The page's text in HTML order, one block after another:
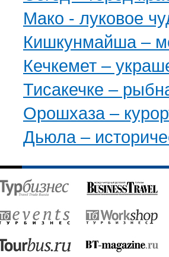
Мако - луковое
Кишкунмайша –
Кечкемет –
Тисакечке –
Орошхаза –
Дьюла –